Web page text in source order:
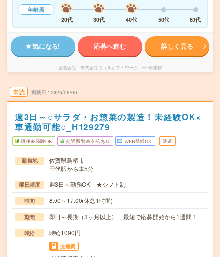
年齢層
20代
30代 40代 50代 60代
気になる! 応募へ進む 詳しく見る
派遣会社 株式会社ウィルオブ・ワーク FO事業部
未読 掲載日 2026/08/06
週3日～○サラダ・お惣菜の製造！未経験OK×
車通勤可能○_H129279
職種未経験OK 交通費別途支給あり WEB登録OK 派遣
勤務地
佐賀県鳥栖市
田代駅から車5分
曜日頻度 週3日～勤務OK ★シフト制
時間 8:00～17:00(休憩1時間)
期間 即日～長期（3ヶ月以上） 最短で応募開始から1週間！
時給 時給1090円
交通費